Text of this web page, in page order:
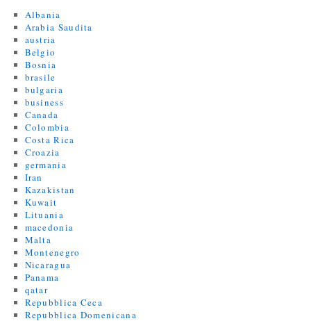
Albania
Arabia Saudita
austria
Belgio
Bosnia
brasile
bulgaria
business
Canada
Colombia
Costa Rica
Croazia
germania
Iran
Kazakistan
Kuwait
Lituania
macedonia
Malta
Montenegro
Nicaragua
Panama
qatar
Repubblica Ceca
Repubblica Domenicana